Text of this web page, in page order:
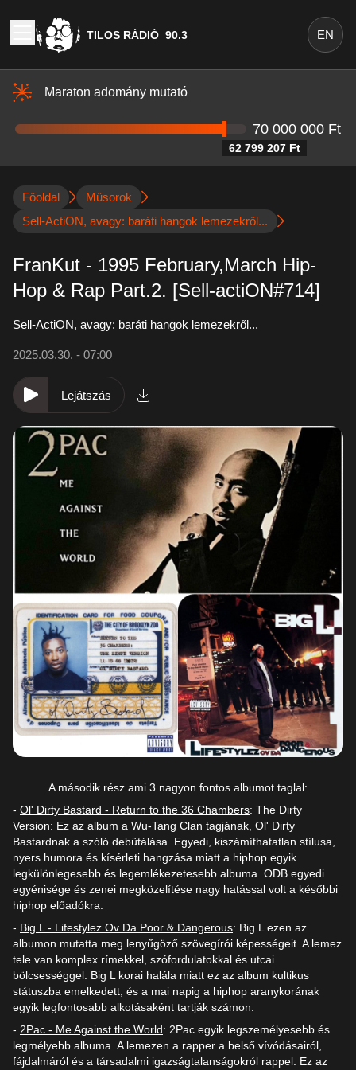
TILOS RÁDIÓ 90.3 EN
Maraton adomány mutató
62 799 207 Ft
70 000 000 Ft
Főoldal
Műsorok
Sell-ActiON, avagy: baráti hangok lemezekről...
FranKut - 1995 February,March Hip-
Hop & Rap Part.2. [Sell-actiON#714]
Sell-ActiON, avagy: baráti hangok lemezekről...
2025.03.30. - 07:00
Lejátszás
A második rész ami 3 nagyon fontos albumot taglal:
- Ol' Dirty Bastard - Return to the 36 Chambers: The Dirty
Version: Ez az album a Wu-Tang Clan tagjának, Ol' Dirty
Bastardnak a szóló debütálása. Egyedi, kiszámíthatatlan stílusa,
nyers humora és kísérleti hangzása miatt a hiphop egyik
legkülönlegesebb és legemlékezetesebb albuma. ODB egyedi
egyénisége és zenei megközelítése nagy hatással volt a későbbi
hiphop előadókra.
- Big L - Lifestylez Ov Da Poor & Dangerous: Big L ezen az
albumon mutatta meg lenyűgöző szövegírói képességeit. A lemez
tele van komplex rímekkel, szófordulatokkal és utcai
bölcsességgel. Big L korai halála miatt ez az album kultikus
státuszba emelkedett, és a mai napig a hiphop aranykorának
egyik legfontosabb alkotásaként tartják számon.
- 2Pac - Me Against the World: 2Pac egyik legszemélyesebb és
legmélyebb albuma. A lemezen a rapper a belső vívódásairól,
fájdalmáról és a társadalmi igazságtalanságokról rappel. Ez az